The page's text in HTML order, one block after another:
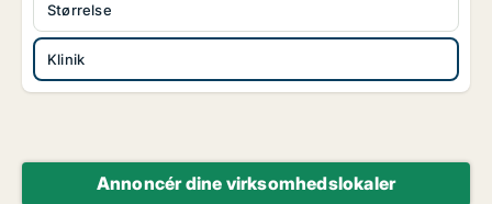
Klinik
Størrelse
Annoncér dine virksomhedslokaler